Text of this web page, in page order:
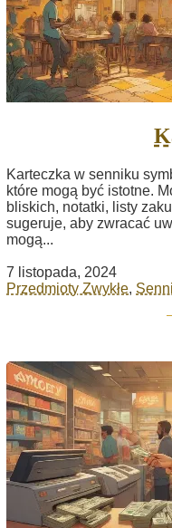
Karteczka w senniku
które mogą być istotne.
bliskich, notatki, listy
sugeruje, aby zwracać
mogą...
7 listopada, 2024
Przedmioty Zwykłe,